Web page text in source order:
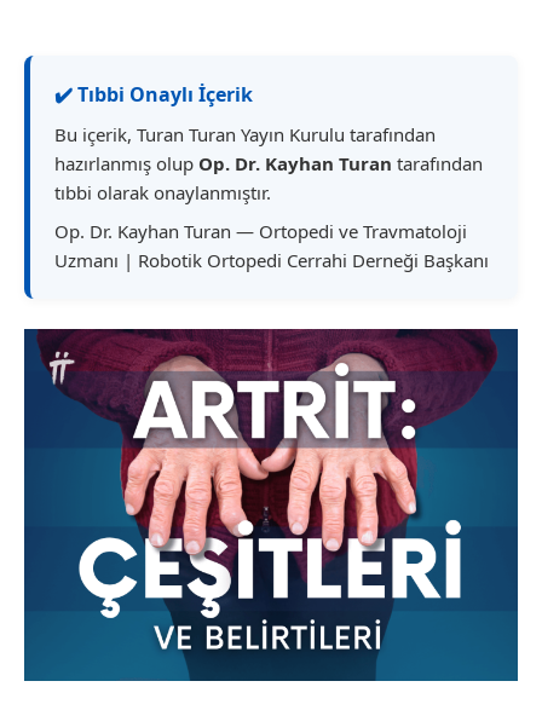
✔️ Tıbbi Onaylı İçerik
Bu içerik, Turan Turan Yayın Kurulu tarafından
hazırlanmış olup Op. Dr. Kayhan Turan tarafından
tıbbi olarak onaylanmıştır.
Op. Dr. Kayhan Turan — Ortopedi ve Travmatoloji
Uzmanı | Robotik Ortopedi Cerrahi Derneği Başkanı